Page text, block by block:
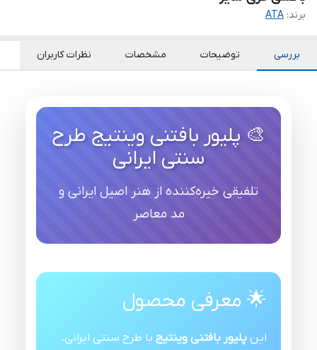
برند: ATA
بررسی توضیحات مشخصات نظرات کاربران
🎨 پلیور بافتنی وینتیج طرح
سنتی ایرانی
تلفیقی خیره‌کننده از هنر اصیل ایرانی و
مد معاصر
🌟 معرفی محصول
این پلیور بافتنی وینتیج با طرح سنتی ایرانی،